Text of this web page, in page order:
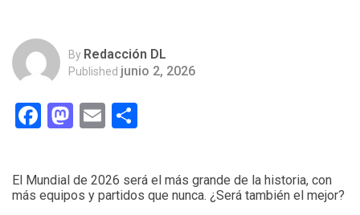
By Redacción DL
Published junio 2, 2026
Facebook
Mastodon
Email
El Mundial de 2026 será el más grande de la historia, con
más equipos y partidos que nunca. ¿Será también el mejor?